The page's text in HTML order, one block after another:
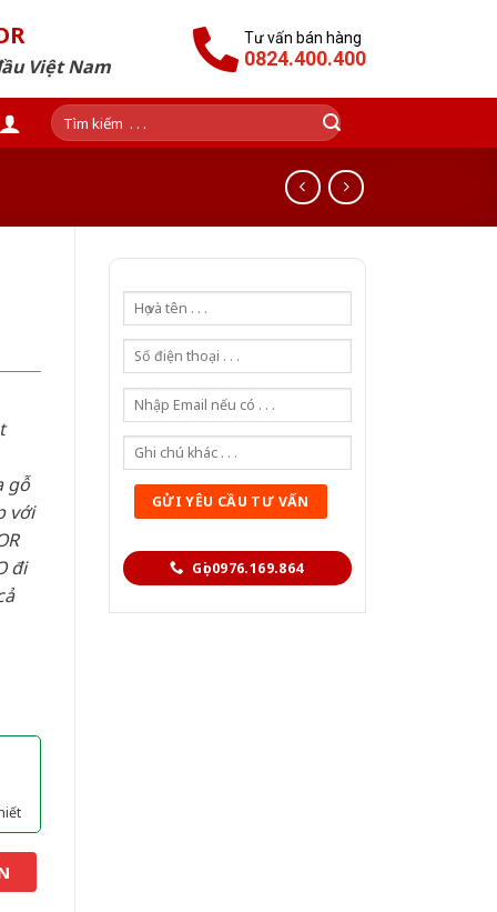
Việt Nam
Tư vấn bán hàng
0824.400.400
Tìm
kiếm:
Gọi 0976.169.864
gỗ
với
đi